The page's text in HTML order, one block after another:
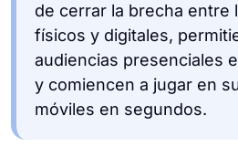
de cerrar la brecha entre
físicos y digitales,
audiencias presenciales
y comiencen a jugar en
móviles en segundos.